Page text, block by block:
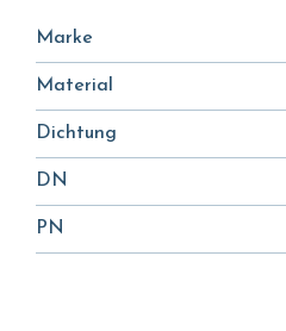
Marke
Material
Dichtung
DN
PN